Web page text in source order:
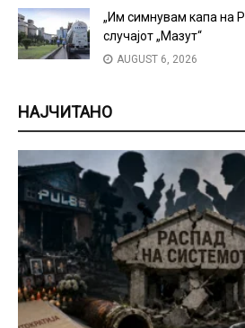
„Им симнувам капа на
случајот „Мазут“
AUGUST 6, 2026
НАЈЧИТАНО